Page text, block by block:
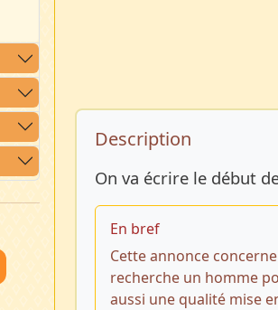
Description
Description
On va écrire le début
En bref
Cette annonce
recherche un homme
aussi une qualité mise